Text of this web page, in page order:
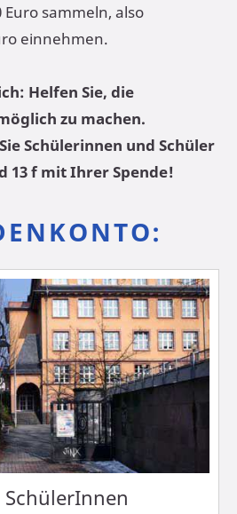
Euro sammeln, also
einnehmen.
Helfen Sie, die
zu machen.
Schülerinnen und Schüler
13 f mit Ihrer Spende!